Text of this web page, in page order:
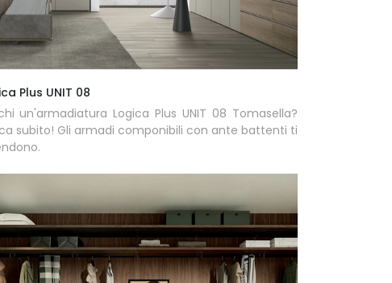
Plus UNIT 08
un'armadiatura Logica Plus UNIT 08 Tomasella?
subito! Gli armadi componibili con ante battenti ti